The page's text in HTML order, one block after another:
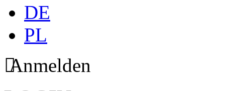
DE
PL
Anmelden